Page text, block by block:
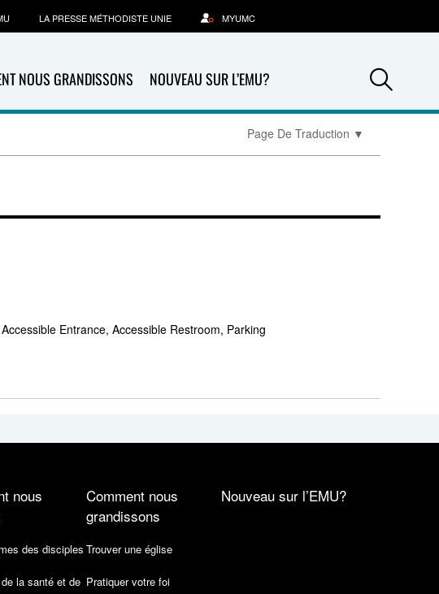
NOUS GRANDISSONS NOUVEAU SUR L’EMU?
LA PRESSE MÉTHODISTE UNIE MYUMC
Page De Traduction ▼
Accessible Entrance, Accessible Restroom, Parking
nous
des disciples
la santé et de
Comment nous
grandissons
Trouver une église
Pratiquer votre foi
Nouveau sur l’EMU?